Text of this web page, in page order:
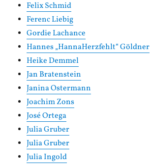
Felix Schmid
Ferenc Liebig
Gordie Lachance
Hannes „HannaHerzfehlt“ Göldner
Heike Demmel
Jan Bratenstein
Janina Ostermann
Joachim Zons
José Ortega
Julia Gruber
Julia Gruber
Julia Ingold